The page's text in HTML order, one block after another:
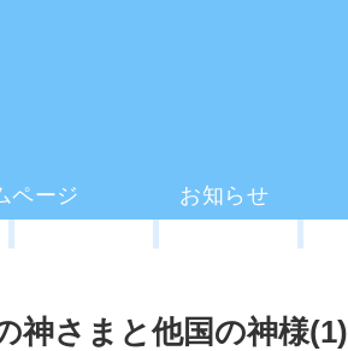
ページ お知らせ
神さまと他国の神様(1)